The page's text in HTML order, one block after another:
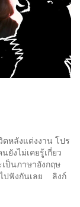
หลังแต่งงาน โปร
งไม่เคยรู้เกี่ยว
ป็นภาษาอังกฤษ
ไปฟังกันเลย ลิงก์